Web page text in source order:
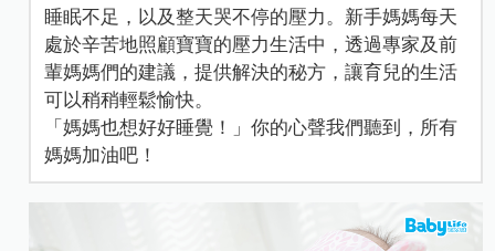
睡眠不足，以及整天哭不停的壓力。新手媽媽每天
處於辛苦地照顧寶寶的壓力生活中，透過專家及前
輩媽媽們的建議，提供解決的秘方，讓育兒的生活
可以稍稍輕鬆愉快。
「媽媽也想好好睡覺！」你的心聲我們聽到，所有
媽媽加油吧！